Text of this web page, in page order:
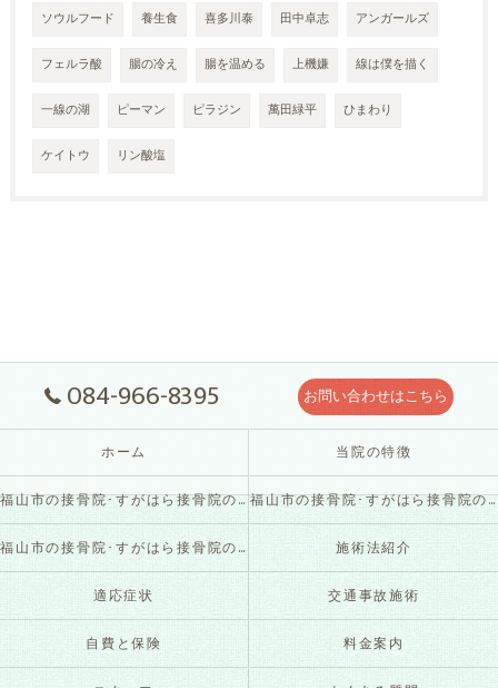
ソウルフード 養生食 喜多川泰 田中卓志 アンガールズ
フェルラ酸 腸の冷え 腸を温める 上機嫌 線は僕を描く
一線の湖 ピーマン ピラジン 萬田緑平 ひまわり
ケイトウ リン酸塩
084-966-8395 お問い合わせはこちら
ホーム 当院の特徴
福山市の接骨院･すがはら接骨院の口コミ情報 福山市の接骨院･すがはら接骨院の評判
福山市の接骨院･すがはら接骨院のお客様の声 施術法紹介
適応症状 交通事故施術
自費と保険 料金案内